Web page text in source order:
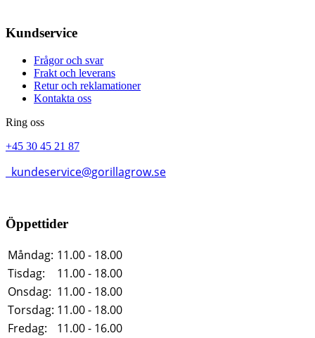
Kundservice
Frågor och svar
Frakt och leverans
Retur och reklamationer
Kontakta oss
Ring oss
+45 30 45 21 87
kundeservice@gorillagrow.se
Öppettider
Måndag: 11.00 - 18.00
Tisdag:
11.00 - 18.00
Onsdag: 11.00 - 18.00
Torsdag: 11.00 - 18.00
Fredag:
11.00 - 16.00